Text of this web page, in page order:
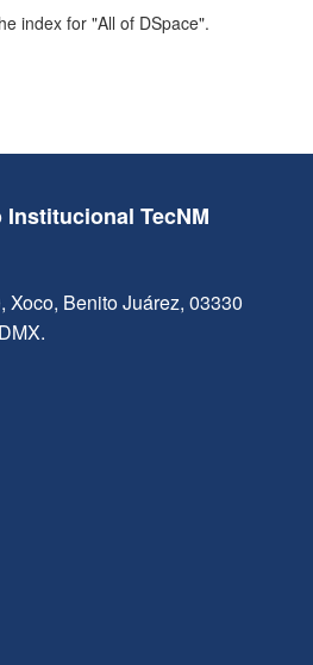
index for "All of DSpace".
TecNM
Xoco, Benito Juárez, 03330